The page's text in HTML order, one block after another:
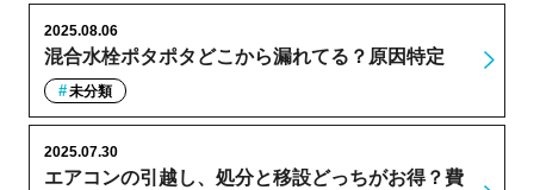
混合水栓ポタポタどこから漏れてる？原因特定
2025.08.06
未分類
エアコンの引越し、処分と移設どっちがお得？費
2025.07.30